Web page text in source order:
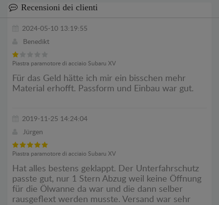
Recensioni dei clienti
2024-05-10 13:19:55
Benedikt
Piastra paramotore di acciaio Subaru XV
Für das Geld hätte ich mir ein bisschen mehr
Material erhofft. Passform und Einbau war gut.
2019-11-25 14:24:04
Jürgen
Piastra paramotore di acciaio Subaru XV
Hat alles bestens geklappt. Der Unterfahrschutz
passte gut, nur 1 Stern Abzug weil keine Öffnung
für die Ölwanne da war und die dann selber
rausgeflext werden musste. Versand war sehr